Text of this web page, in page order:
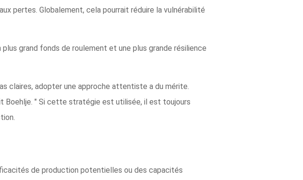
pertes. Globalement, cela pourrait réduire la vulnérabilité
grand fonds de roulement et une plus grande résilience
claires, adopter une approche attentiste a du mérite.
Boehlje. " Si cette stratégie est utilisée, il est toujours
de production potentielles ou des capacités